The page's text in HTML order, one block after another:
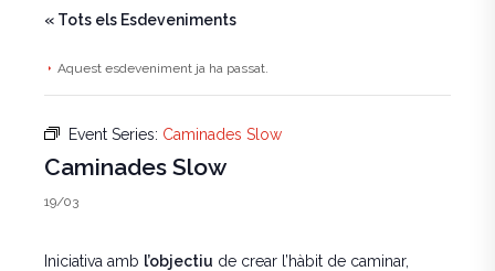
« Tots els Esdeveniments
Aquest esdeveniment ja ha passat.
Event Series: Caminades Slow
Caminades Slow
19/03
Iniciativa amb l’objectiu de crear l’hàbit de caminar,